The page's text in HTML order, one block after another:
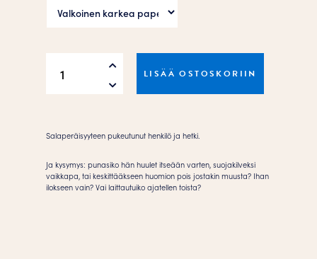
Out
Juliste
määrä
LISÄÄ OSTOSKORIIN
Salaperäisyyteen pukeutunut henkilö ja hetki.
Ja kysymys: punasiko hän huulet itseään varten, suojakilveksi
vaikkapa, tai keskittääkseen huomion pois jostakin muusta? Ihan
ilokseen vain? Vai laittautuiko ajatellen toista?